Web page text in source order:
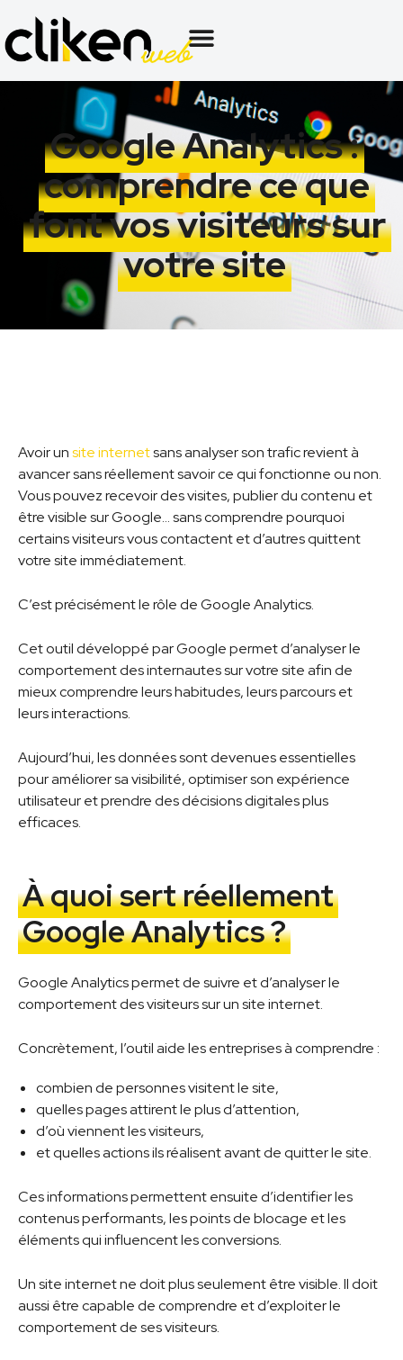
Google Analytics :
comprendre ce que
font vos visiteurs sur
votre site
Avoir unsite internetsans analyser son trafic revient à
avancer sans réellement savoir ce qui fonctionne ou non.
Vous pouvez recevoir des visites, publier du contenu et
être visible sur Google… sans comprendre pourquoi
certains visiteurs vous contactent et d’autres quittent
votre site immédiatement.
C’est précisément le rôle de Google Analytics.
Cet outil développé par Google permet d’analyser le
comportement des internautes sur votre site afin de
mieux comprendre leurs habitudes, leurs parcours et
leurs interactions.
Aujourd’hui, les données sont devenues essentielles
pour améliorer sa visibilité, optimiser son expérience
utilisateur et prendre des décisions digitales plus
efficaces.
À quoi sert réellement
Google Analytics ?
Google Analytics permet de suivre et d’analyser le
comportement des visiteurs sur un site internet.
Concrètement, l’outil aide les entreprises à comprendre :
combien de personnes visitent le site,
quelles pages attirent le plus d’attention,
d’où viennent les visiteurs,
et quelles actions ils réalisent avant de quitter le site.
Ces informations permettent ensuite d’identifier les
contenus performants, les points de blocage et les
éléments qui influencent les conversions.
Un site internet ne doit plus seulement être visible. Il doit
aussi être capable de comprendre et d’exploiter le
comportement de ses visiteurs.